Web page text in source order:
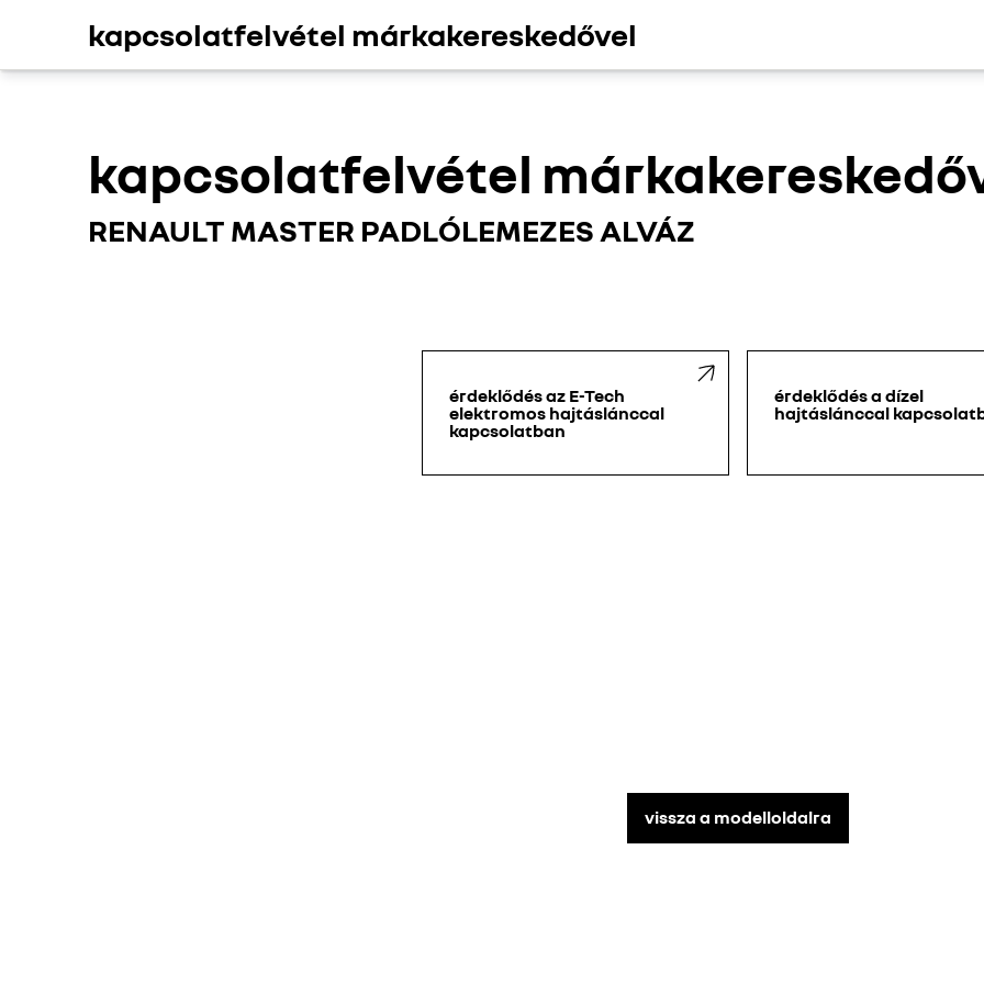
kapcsolatfelvétel márkakereskedővel
kapcsolatfelvétel
RENAULT MASTER PADLÓLEMEZES ALVÁZ
érdeklődés az E-Tech
elektromos hajtáslánccal
kapcsolatban
érdeklődés a dízel
hajtáslánccal
vissza a modelloldalra